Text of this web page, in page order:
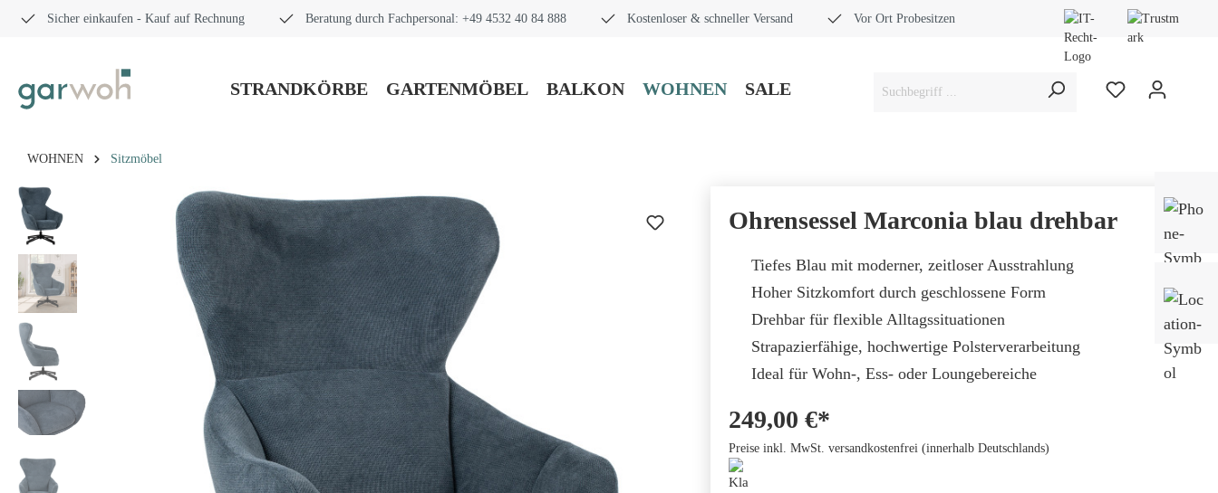
Sicher einkaufen - Kauf auf Rechnung Beratung durch Fachpersonal: +49 4532 40 84 888 Kostenloser & schneller Versand Vor Ort Probesitzen
STRANDKÖRBE GARTENMÖBEL BALKON WOHNEN SALE
WOHNEN Sitzmöbel
Ohrensessel Marconia blau drehbar
Tiefes Blau mit moderner, zeitloser Ausstrahlung
Hoher Sitzkomfort durch geschlossene Form
Drehbar für flexible Alltagssituationen
Strapazierfähige, hochwertige Polsterverarbeitung
Ideal für Wohn-, Ess- oder Loungebereiche
249,00 €*
Preise inkl. MwSt. versandkostenfrei (innerhalb Deutschlands)